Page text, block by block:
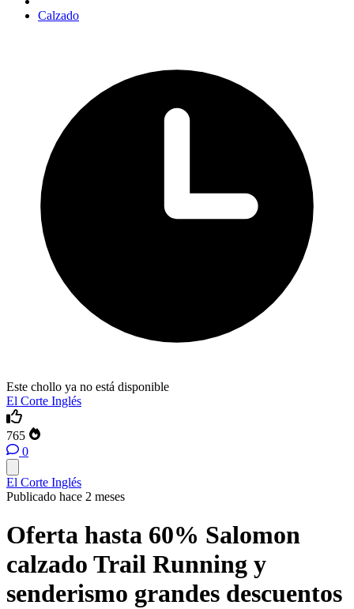
Calzado
Este chollo ya no está disponible
El Corte Inglés
765
0
El Corte Inglés
Publicado hace 2 meses
Oferta hasta 60% Salomon
calzado Trail Running y
senderismo grandes descuentos